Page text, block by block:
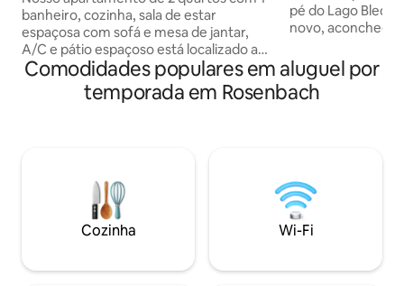
banheiro, cozinha, sala de estar
espaçosa com sofá e mesa de jantar,
A/C e pátio espaçoso está localizado a
cerca de 100 metros do Lago Bled (área
de natação). Está localizado em uma
área muito tranquila. Tem sua própria
Sustentabilidade: Produzimos mais
energia do que usamos. O imposto de
turismo (3,13 para adultos por dia, 1,56
para crianças acima de 7 anos) não está
pé do Lago Bled.
novo,
do quarto e
sua própria
privativa e sauna
natureza. Nosso
casais, amigos,
viajantes de
crianças).
Comodidades populares em aluguel por
temporada em Rosenbach
Cozinha Wi-Fi